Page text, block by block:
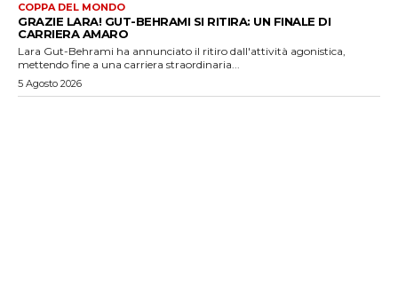
COPPA DEL MONDO
GRAZIE LARA! GUT-BEHRAMI SI RITIRA: UN FINALE DI
CARRIERA AMARO
Lara Gut-Behrami ha annunciato il ritiro dall'attività agonistica,
mettendo fine a una carriera straordinaria...
5 Agosto 2026